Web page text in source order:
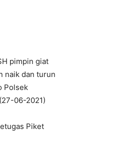
pimpin giat
naik dan turun
Polsek
06-2021)
Piket